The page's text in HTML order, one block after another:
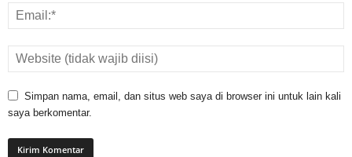
Simpan nama, email, dan situs web saya di browser ini untuk lain kali
saya berkomentar.